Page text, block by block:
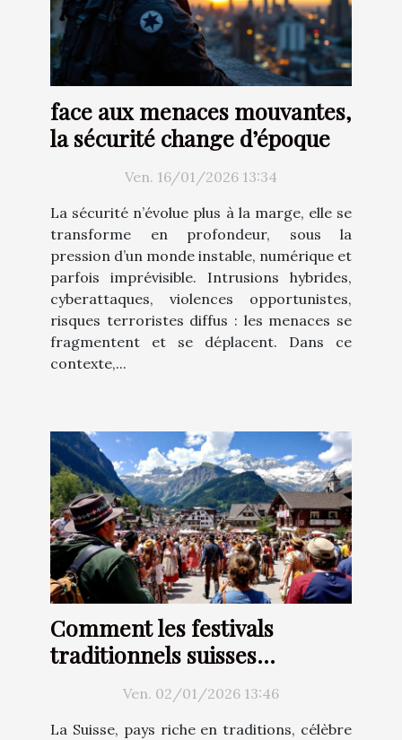
face aux menaces mouvantes,
la sécurité change d’époque
Ven. 16/01/2026 13:34
La sécurité n’évolue plus à la marge, elle se
transforme en profondeur, sous la
pression d’un monde instable, numérique et
parfois imprévisible. Intrusions hybrides,
cyberattaques, violences opportunistes,
risques terroristes diffus : les menaces se
fragmentent et se déplacent. Dans ce
contexte,...
Comment les festivals
traditionnels suisses
renforcent-ils l'identité
culturelle ?Ven. 02/01/2026 13:46
La Suisse, pays riche en traditions, célèbre